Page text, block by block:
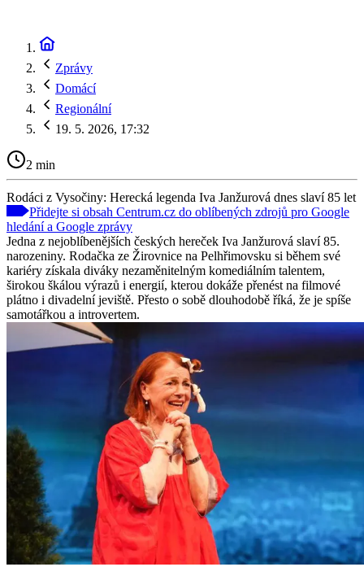
Zprávy
Domácí
Regionální
19. 5. 2026, 17:32
2 min
Rodáci z Vysočiny: Herecká legenda Iva Janžurová dnes slaví 85 let
Přidejte si obsah Centrum.cz do oblíbených zdrojů pro Google
hledání a Google zprávy
Jedna z nejoblíbenějších českých hereček Iva Janžurová slaví 85.
narozeniny. Rodačka ze Žirovnice na Pelhřimovsku si během své
kariéry získala diváky nezaměnitelným komediálním talentem,
širokou škálou výrazů i energií, kterou dokáže přenést na filmové
plátno i divadelní jeviště. Přesto o sobě dlouhodobě říká, že je spíše
samotářkou a introvertem.